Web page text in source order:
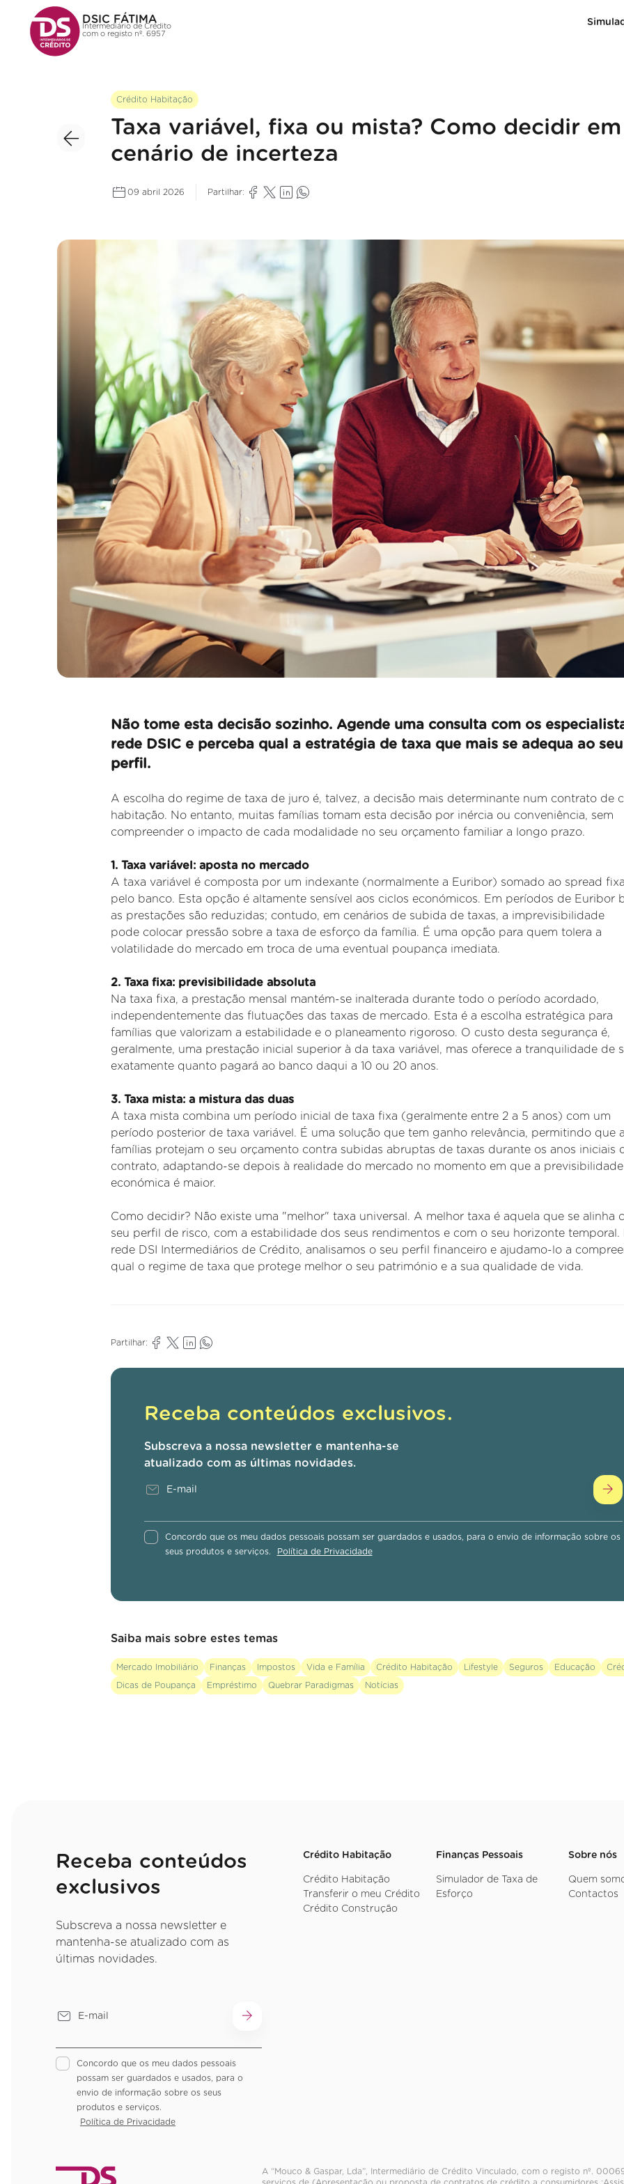
DSIC FÁTIMA
Intermediário de Crédito
com o registo nº. 6957
Crédito Habitação
Taxa variável, fixa ou mista? Como decidir em
cenário de incerteza
09 abril 2026 Partilhar:
Não tome esta decisão sozinho. Agende uma consulta com os
rede DSIC e perceba qual a estratégia de taxa que mais se adequa ao seu
perfil.
A escolha do regime de taxa de juro é, talvez, a decisão mais determinante num contrato de
habitação. No entanto, muitas famílias tomam esta decisão por inércia ou conveniência, sem
compreender o impacto de cada modalidade no seu orçamento familiar a longo prazo.
1. Taxa variável: aposta no mercado
A taxa variável é composta por um indexante (normalmente a Euribor) somado ao spread
pelo banco. Esta opção é altamente sensível aos ciclos económicos. Em períodos de Euribor
as prestações são reduzidas; contudo, em cenários de subida de taxas, a imprevisibilidade
pode colocar pressão sobre a taxa de esforço da família. É uma opção para quem tolera a
volatilidade do mercado em troca de uma eventual poupança imediata.
2. Taxa fixa: previsibilidade absoluta
Na taxa fixa, a prestação mensal mantém-se inalterada durante todo o período acordado,
independentemente das flutuações das taxas de mercado. Esta é a escolha estratégica para
famílias que valorizam a estabilidade e o planeamento rigoroso. O custo desta segurança é,
geralmente, uma prestação inicial superior à da taxa variável, mas oferece a tranquilidade de
exatamente quanto pagará ao banco daqui a 10 ou 20 anos.
3. Taxa mista: a mistura das duas
A taxa mista combina um período inicial de taxa fixa (geralmente entre 2 a 5 anos) com um
período posterior de taxa variável. É uma solução que tem ganho relevância, permitindo que
famílias protejam o seu orçamento contra subidas abruptas de taxas durante os anos iniciais
contrato, adaptando-se depois à realidade do mercado no momento em que a previsibilidade
económica é maior.
Como decidir? Não existe uma "melhor" taxa universal. A melhor taxa é aquela que se alinha
seu perfil de risco, com a estabilidade dos seus rendimentos e com o seu horizonte temporal.
rede DSI Intermediários de Crédito, analisamos o seu perfil financeiro e ajudamo-lo a
qual o regime de taxa que protege melhor o seu património e a sua qualidade de vida.
Partilhar:
Receba conteúdos exclusivos.
Subscreva a nossa newsletter e mantenha-se
atualizado com as últimas novidades.
Concordo que os meu dados pessoais possam ser guardados e usados, para o envio de informação sobre os
seus produtos e serviços.
Política de Privacidade
Saiba mais sobre estes temas
Mercado Imobiliário Finanças Impostos Vida e Família Crédito Habitação Lifestyle Seguros Educação
Dicas de Poupança Empréstimo Quebrar Paradigmas Notícias
Receba conteúdos
exclusivos
Subscreva a nossa newsletter e
mantenha-se atualizado com as
últimas novidades.
Concordo que os meu dados pessoais
possam ser guardados e usados, para o
envio de informação sobre os seus
produtos e serviços.
Política de Privacidade
Crédito Habitação
Crédito Habitação
Transferir o meu Crédito
Crédito Construção
Finanças Pessoais
Simulador de Taxa de
Esforço
Sobre nós
Quem
Contactos
A “Mouco & Gaspar, Lda”, Intermediário de Crédito Vinculado, com o registo nº.